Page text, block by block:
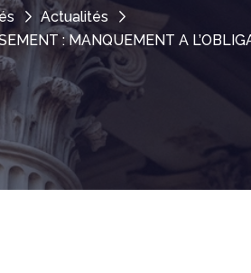
Actualités
: MANQUEMENT A